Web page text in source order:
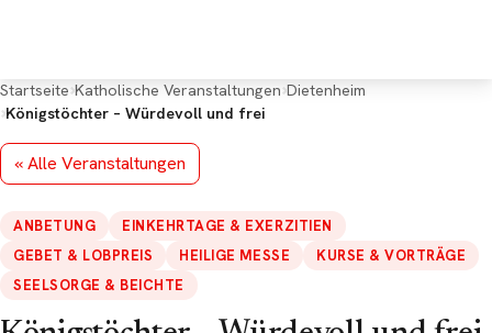
Startseite Katholische Veranstaltungen Dietenheim
Königstöchter – Würdevoll und frei
« Alle Veranstaltungen
ANBETUNG
EINKEHRTAGE & EXERZITIEN
GEBET & LOBPREIS
HEILIGE MESSE
KURSE & VORTRÄGE
SEELSORGE & BEICHTE
Deine Rückmeldung *
E-Mail (optional, für Rückfragen)